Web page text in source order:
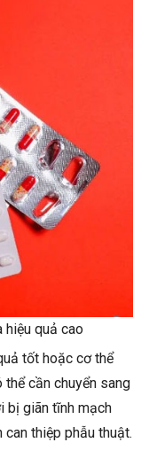
hiệu quả cao
tốt hoặc cơ thể
cần chuyển sang
bị giãn tĩnh mạch
thiệp phẫu thuật.